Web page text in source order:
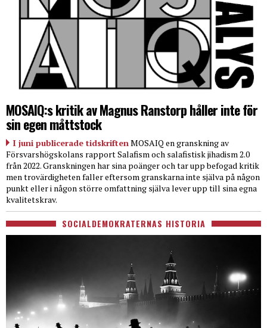
MOSAIQ:s kritik av Magnus Ranstorp håller inte för
sin egen måttstock
I juni publicerade tidskriftenMOSAIQ en granskning av
Försvarshögskolans rapport Salafism och salafistisk jihadism 2.0
från 2022. Granskningen har sina poänger och tar upp befogad kritik
men trovärdigheten faller eftersom granskarna inte själva på någon
punkt eller i någon större omfattning själva lever upp till sina egna
kvalitetskrav.
SOCIALDEMOKRATERNAS HISTORIA